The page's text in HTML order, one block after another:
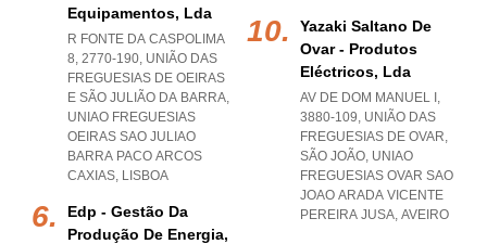
Equipamentos, Lda
R FONTE DA CASPOLIMA
8, 2770-190, UNIÃO DAS
FREGUESIAS DE OEIRAS
E SÃO JULIÃO DA BARRA,
UNIAO FREGUESIAS
OEIRAS SAO JULIAO
BARRA PACO ARCOS
CAXIAS, LISBOA
Edp - Gestão Da
Produção De Energia,
Yazaki Saltano De
Ovar - Produtos
Eléctricos, Lda
AV DE DOM MANUEL I,
3880-109, UNIÃO DAS
FREGUESIAS DE OVAR,
SÃO JOÃO, UNIAO
FREGUESIAS OVAR SAO
JOAO ARADA VICENTE
PEREIRA JUSA, AVEIRO